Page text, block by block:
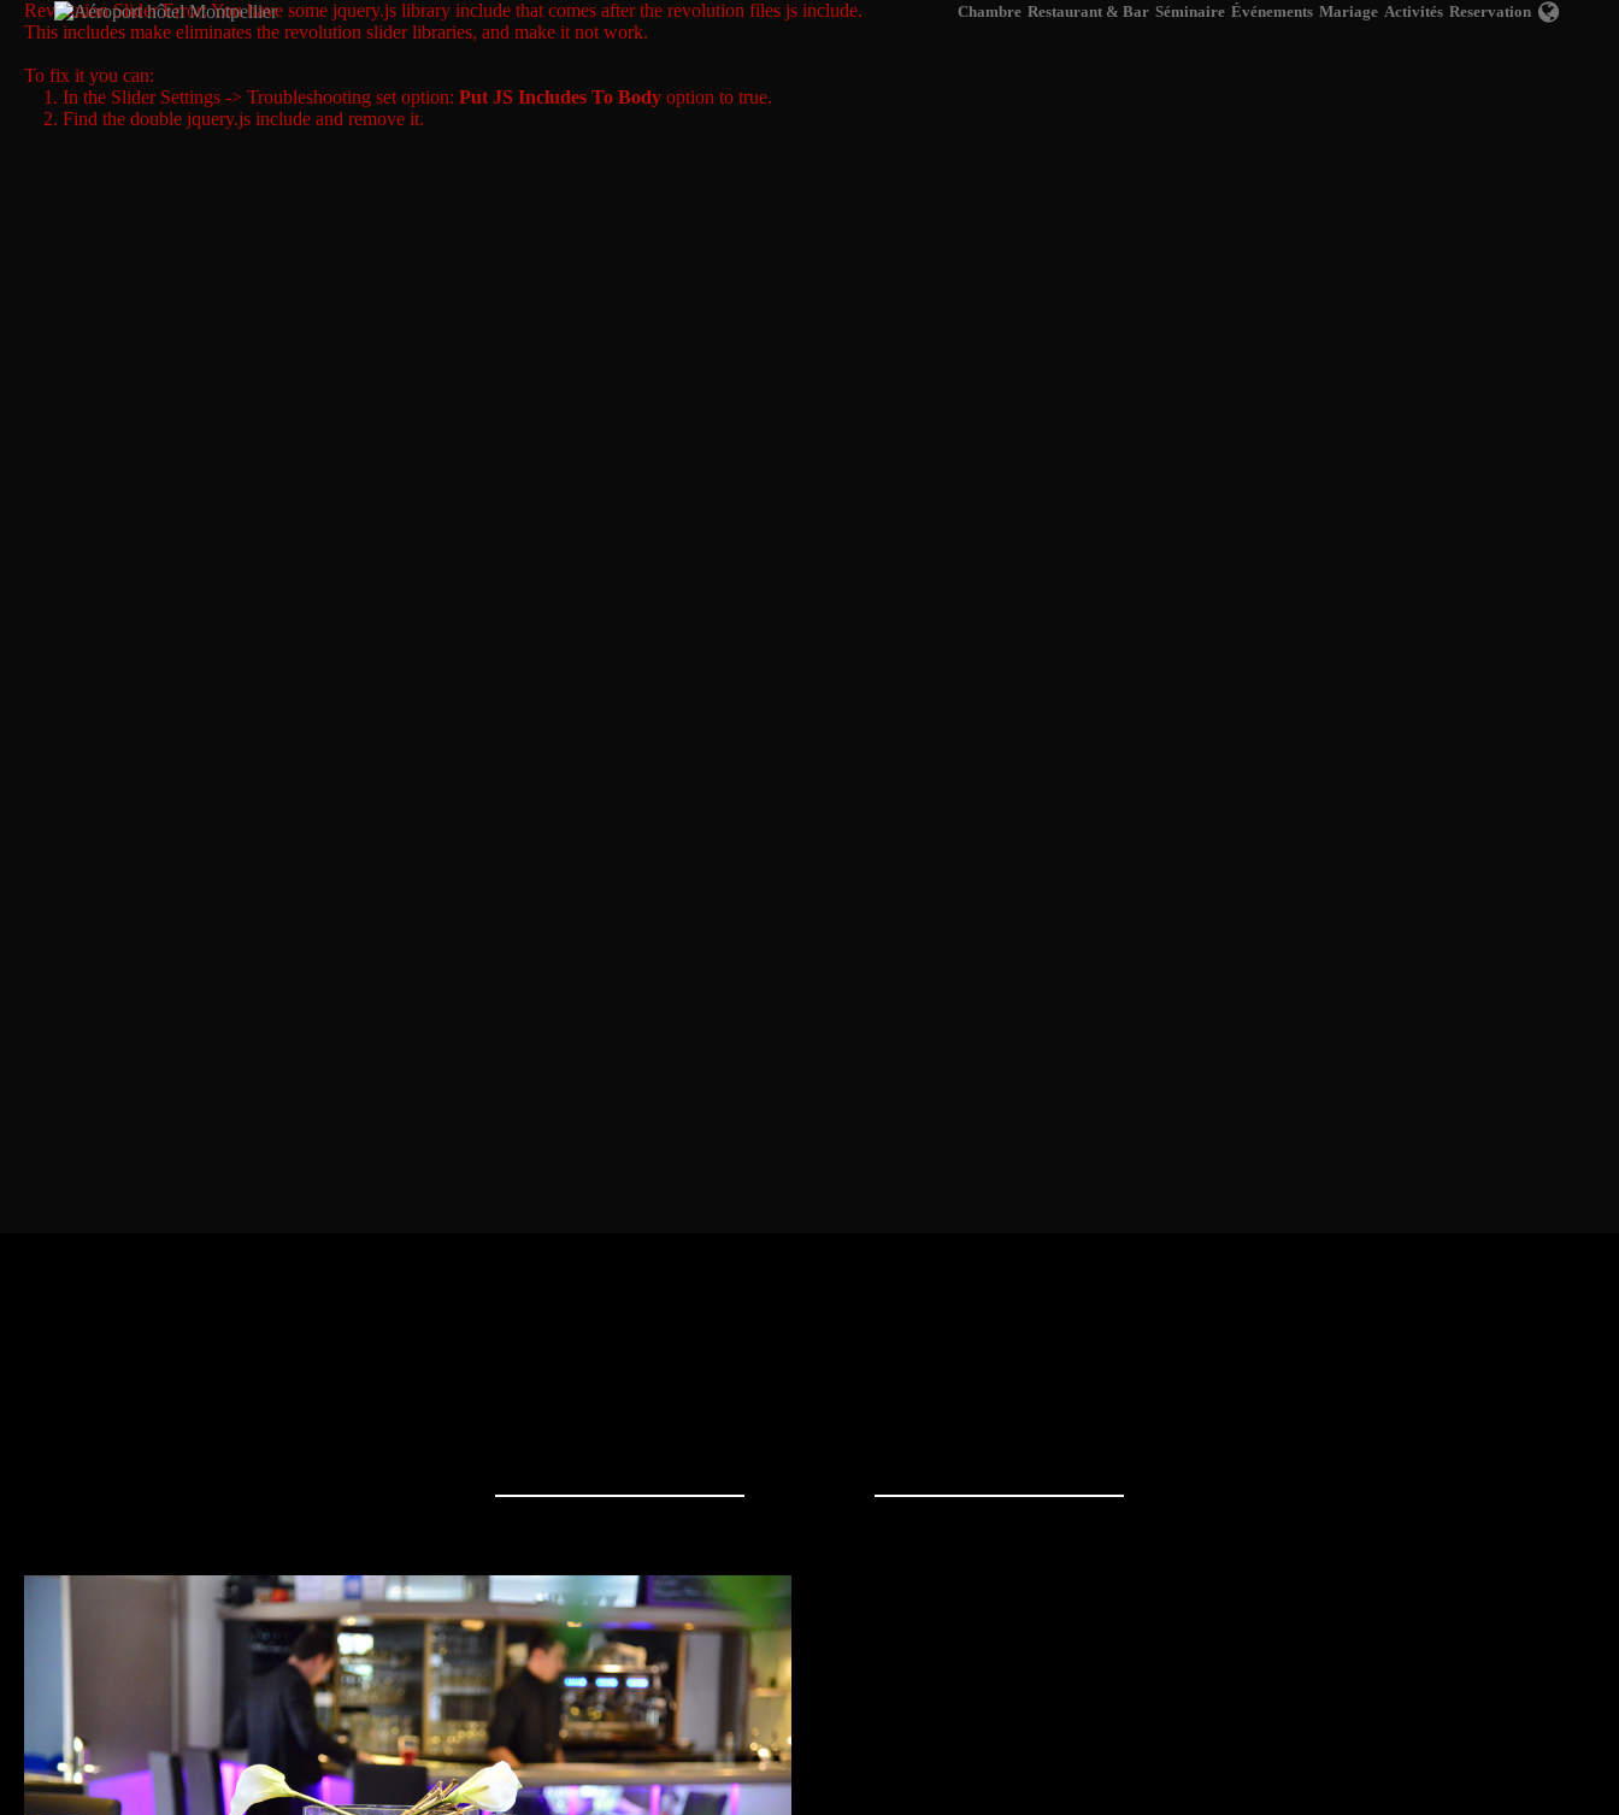
Chambre Restaurant & Bar Séminaire Événements Mariage Activités Reservation
Revolution Slider Error: You have some jquery.js library include that comes after the revolution files js include.
This includes make eliminates the revolution slider libraries, and make it not work.
To fix it you can:
1. In the Slider Settings -> Troubleshooting set option: Put JS Includes To Body option to true.
2. Find the double jquery.js include and remove it.